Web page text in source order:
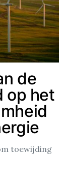
de
op het
toewijding